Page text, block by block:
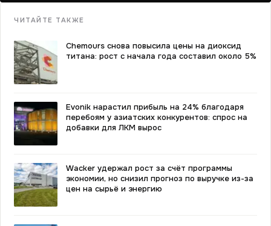
ЧИТАЙТЕ ТАКЖЕ
Chemours снова повысила цены на диоксид
титана: рост с начала года составил около 5%
Evonik нарастил прибыль на 24% благодаря
перебоям у азиатских конкурентов: спрос на
добавки для ЛКМ вырос
Wacker удержал рост за счёт программы
экономии, но снизил прогноз по выручке из-за
цен на сырьё и энергию